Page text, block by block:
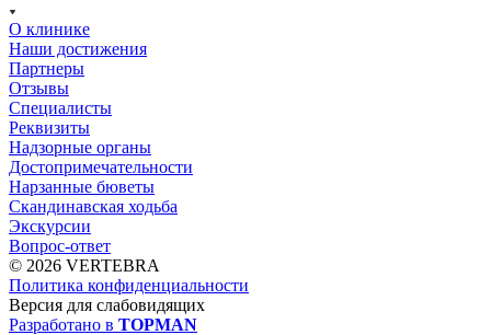
О клинике
Наши достижения
Партнеры
Отзывы
Специалисты
Реквизиты
Надзорные органы
Достопримечательности
Нарзанные бюветы
Скандинавская ходьба
Экскурсии
Вопрос-ответ
© 2026 VERTEBRA
Политика конфиденциальности
Версия для слабовидящих
Разработано в TOPMAN